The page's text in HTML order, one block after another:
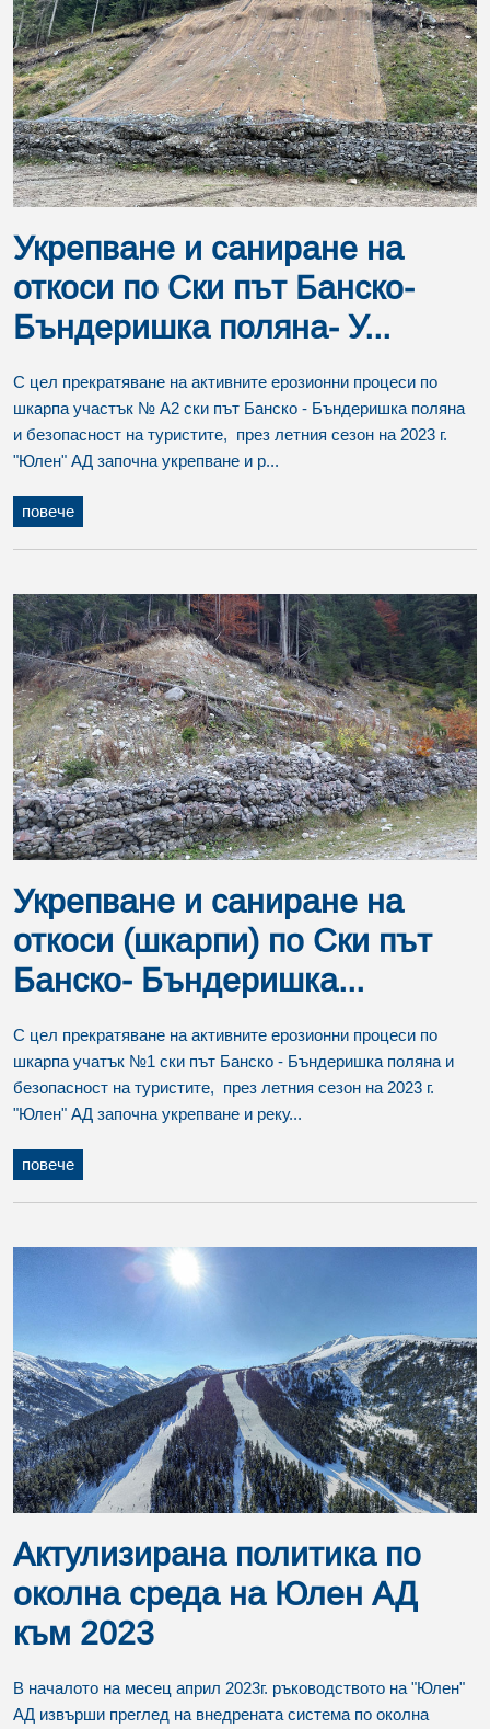
Укрепване и саниране на
откоси по Ски път Банско-
Бъндеришка поляна- У...
С цел прекратяване на активните ерозионни процеси по
шкарпа участък № А2 ски път Банско - Бъндеришка поляна
и безопасност на туристите, през летния сезон на 2023 г.
"Юлен" АД започна укрепване и р...
повече
Укрепване и саниране на
откоси (шкарпи) по Ски път
Банско- Бъндеришка...
С цел прекратяване на активните ерозионни процеси по
шкарпа учатък №1 ски път Банско - Бъндеришка поляна и
безопасност на туристите, през летния сезон на 2023 г.
"Юлен" АД започна укрепване и реку...
повече
Актулизирана политика по
околна среда на Юлен АД
към 2023
В началото на месец април 2023г. ръководството на "Юлен"
АД извърши преглед на внедрената система по околна